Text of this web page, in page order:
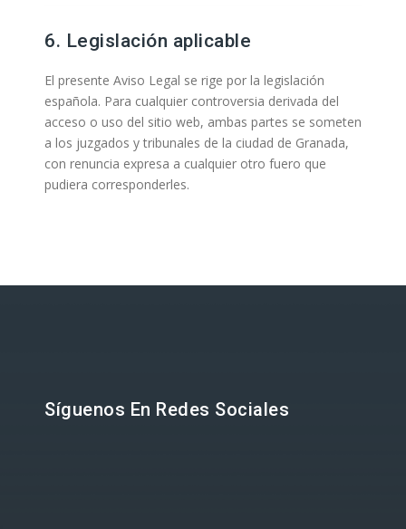
6. Legislación aplicable
El presente Aviso Legal se rige por la legislación
española. Para cualquier controversia derivada del
acceso o uso del sitio web, ambas partes se someten
a los juzgados y tribunales de la ciudad de Granada,
con renuncia expresa a cualquier otro fuero que
pudiera corresponderles.
Síguenos En Redes Sociales